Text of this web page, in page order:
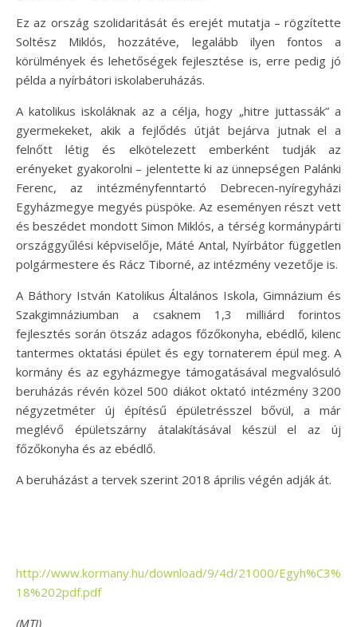
Ez az ország szolidaritását és erejét mutatja – rögzítette
Soltész Miklós, hozzátéve, legalább ilyen fontos a
körülmények és lehetőségek fejlesztése is, erre pedig jó
példa a nyírbátori iskolaberuházás.
A katolikus iskoláknak az a célja, hogy „hitre juttassák” a
gyermekeket, akik a fejlődés útját bejárva jutnak el a
felnőtt létig és elkötelezett emberként tudják az
erényeket gyakorolni – jelentette ki az ünnepségen Palánki
Ferenc, az intézményfenntartó Debrecen-nyíregyházi
Egyházmegye megyés püspöke. Az eseményen részt vett
és beszédet mondott Simon Miklós, a térség kormánypárti
országgyűlési képviselője, Máté Antal, Nyírbátor független
polgármestere és Rácz Tiborné, az intézmény vezetője is.
A Báthory István Katolikus Általános Iskola, Gimnázium és
Szakgimnáziumban a csaknem 1,3 milliárd forintos
fejlesztés során ötszáz adagos főzőkonyha, ebédlő, kilenc
tantermes oktatási épület és egy tornaterem épül meg. A
kormány és az egyházmegye támogatásával megvalósuló
beruházás révén közel 500 diákot oktató intézmény 3200
négyzetméter új építésű épületrésszel bővül, a már
meglévő épületszárny átalakításával készül el az új
főzőkonyha és az ebédlő.
A beruházást a tervek szerint 2018 április végén adják át.
http://www.kormany.hu/download/9/4d/21000/
18%202pdf.pdf
(MTI)